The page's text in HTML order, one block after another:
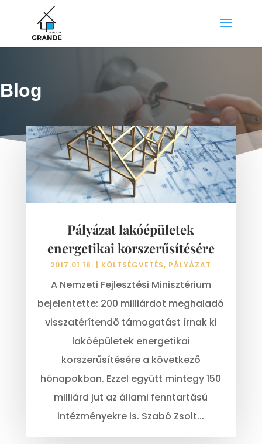
Blog
Pályázat lakóépületek
energetikai korszerűsítésére
2017.01.18. KÖLTSÉGVETÉS, PÁLYÁZAT
A Nemzeti Fejlesztési Minisztérium
bejelentette: 200 milliárdot meghaladó
visszatérítendő támogatást írnak ki
lakóépületek energetikai
korszerűsítésére a következő
hónapokban. Ezzel együtt mintegy 150
milliárd jut az állami fenntartású
intézményekre is. Szabó Zsolt...